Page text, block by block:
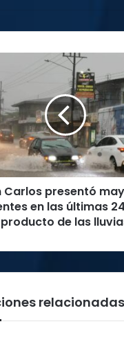
Carlos presentó
en las últimas
producto de las
relacionadas